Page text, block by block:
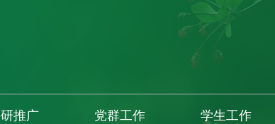
推广 党群工作 学生工作